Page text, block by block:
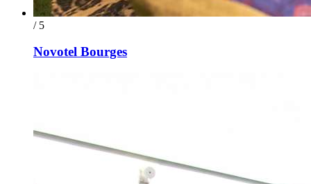
/ 5
Novotel Bourges